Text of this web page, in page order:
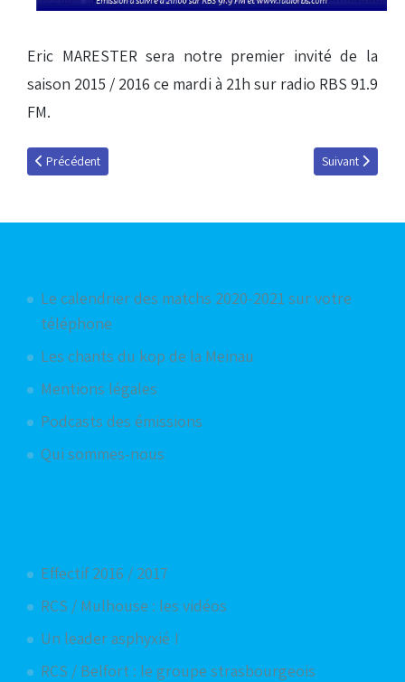
Eric MARESTER sera notre premier invité de la
saison 2015 / 2016 ce mardi à 21h sur radio RBS 91.9
FM.
Article précédent : Eric Marester : « Le projet à Strasbourg m'a séduit »
Précédent Article suivant :
Suivant
Le calendrier des matchs 2020-2021 sur votre
téléphone
Les chants du kop de la Meinau
Mentions légales
Podcasts des émissions
Qui sommes-nous
Effectif 2016 / 2017
RCS / Mulhouse : les vidéos
Un leader asphyxié !
RCS / Belfort : le groupe strasbourgeois